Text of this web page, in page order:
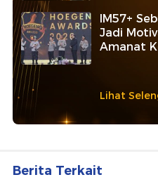
IM57+
Jadi
Amanat
Lihat
Berita Terkait